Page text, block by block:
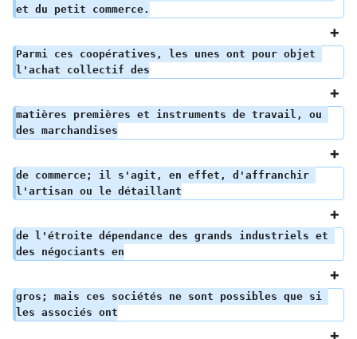
et du petit commerce.
Parmi ces coopératives, les unes ont pour objet
l'achat collectif des
matières premières et instruments de travail, ou
des marchandises
de commerce; il s'agit, en effet, d'affranchir
l'artisan ou le détaillant
de l'étroite dépendance des grands industriels et
des négociants en
gros; mais ces sociétés ne sont possibles que si
les associés ont